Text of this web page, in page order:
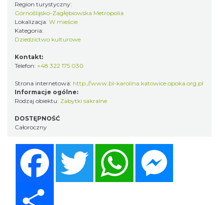
Region turystyczny:
Górnośląsko-Zagłębiowska Metropolia
Lokalizacja: W mieście
Kategoria:
Dziedzictwo kulturowe
Kontakt:
Telefon: +48 322 175 030
Strona internetowa: http://www.bl-karolina.katowice.opoka.org.pl
Informacje ogólne:
Rodzaj obiektu: Zabytki sakralne
DOSTĘPNOŚĆ
Całoroczny
Twitter WhatsApp